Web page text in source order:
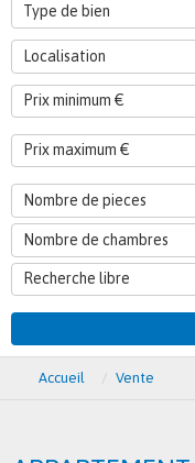
Type de bien
Localisation
Nombre de pieces
Nombre de chambres
Accueil Vente